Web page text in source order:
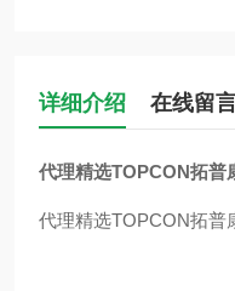
详细介绍 在线留
代理精选TOPCON拓普
代理精选TOPCON拓普